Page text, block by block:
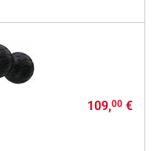
109,00€